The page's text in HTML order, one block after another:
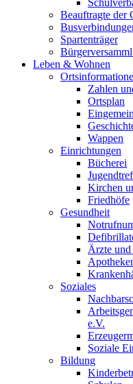
Beauftragte der
Spartenträger
Leben & Wohnen
Zahlen
Ortsplan
Wappen
Einrichtungen
Bücherei
Kirchen
Friedhöfe
Gesundheit
Ärzte
Soziales
e.V.
Soziale
Bildung